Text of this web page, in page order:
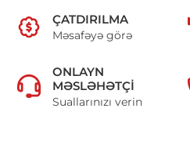
ÇATDIRILMA
Məsafəyə görə
ONLAYN
MƏSLƏHƏTÇI
Suallarınızı verin